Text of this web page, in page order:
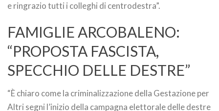
e ringrazio tutti i colleghi di centrodestra”.
FAMIGLIE ARCOBALENO:
“PROPOSTA FASCISTA,
SPECCHIO DELLE DESTRE”
“È chiaro come la criminalizzazione della Gestazione per
Altri segni l’inizio della campagna elettorale delle destre